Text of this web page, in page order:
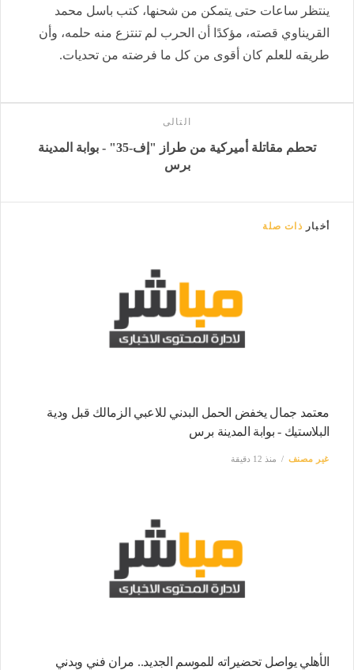
ينتظر ساعات حتى يتمكن من شحنها، كتب باسل محمد
القريناوي قصته، مؤكدًا أن الحرب لم تنتزع منه حلمه، وأن
طريقه للعلم كان أقوى من كل ما فرضته من تحديات.
التالى
تحطم مقاتلة أميركية من طراز "إف-35" - بوابة المدينة
برس
أخبار ذات صلة
معتمد جمال يخفض الحمل البدني للاعبي الزمالك قبل ودية
البلاستيك - بوابة المدينة برس
غير مصنف منذ 12 دقيقة
الأهلي يواصل تحضيراته للموسم الجديد.. مران فني وبدني